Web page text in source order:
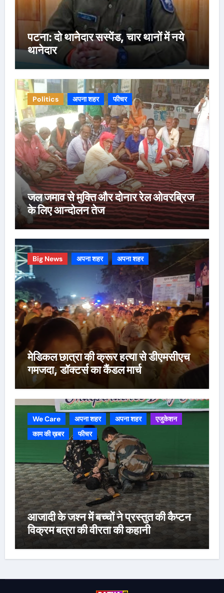
पटना: दो थानेदार सस्पेंड, चार थानों में नये
थानेदार
Politics अपना शहर फीचर
जल जमाव से मुक्ति और दोनार रेल ओवरब्रिज
के लिए आन्दोलन तेज
Big News अपना शहर अपना शहर
मेडिकल छात्रा की क्रूर हत्या से डीएमसीएच
गमजदा, डॉक्टर्स का कैंडल मार्च
We Care अपना शहर अपना शहर
एजुकेशन
काम की ख़बर
फीचर
आजादी के जश्न में बच्चों ने प्रस्तुत की कैप्टन
विक्रम बत्रा की वीरता की कहानी